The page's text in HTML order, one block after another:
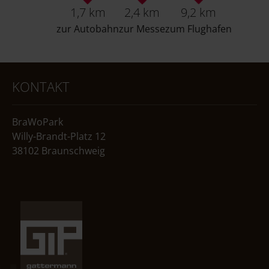
1,7 km
zur Autobahn
2,4 km
zur Messe
9,2 km
zum Flughafen
KONTAKT
BraWoPark
Willy-Brandt-Platz 12
38102 Braunschweig